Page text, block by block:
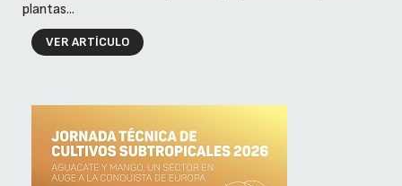
plantas...
VER ARTÍCULO